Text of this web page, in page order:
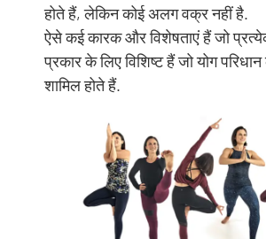
होते हैं, लेकिन कोई अलग वक्र नहीं है.
ऐसे कई कारक और विशेषताएं हैं जो
प्रकार के लिए विशिष्ट हैं जो योग
शामिल होते हैं.